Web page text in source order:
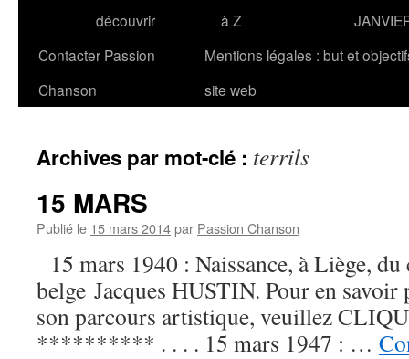
découvrir
à Z
Contacter Passion
Chanson
Mentions légales : but et
site web
Archives par mot-clé : terrils
15 MARS
Publié le 15 mars 2014par Passion Chanson
15 mars 1940 : Naissance, à Liège, du
belge Jacques HUSTIN. Pour en savoir
son parcours artistique, veuillez
********** . . . . 15 mars 1947 : …